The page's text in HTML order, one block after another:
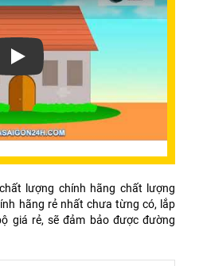
Xem video Tại Sao Nên Lắp Đăt Trọn
lượng chính hãng chất lượng
hãng rẻ nhất chưa từng có, lắp
giá rẻ, sẽ đảm bảo được đường